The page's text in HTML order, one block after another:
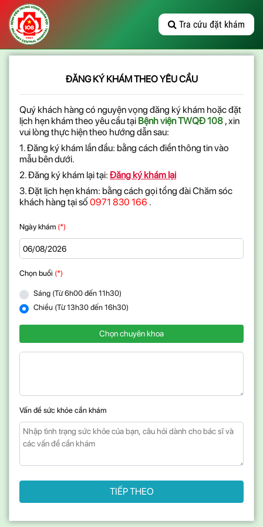
Tra cứu đặt khám
ĐĂNG KÝ KHÁM THEO YÊU CẦU
Quý khách hàng có nguyện vọng đăng ký khám hoặc đặt
lịch hẹn khám theo yêu cầu tại Bệnh viện TWQĐ 108 , xin
vui lòng thực hiện theo hướng dẫn sau:
1. Đăng ký khám lần đầu: bằng cách điền thông tin vào
mẫu bên dưới.
2. Đăng ký khám lại tại: Đăng ký khám lại
3. Đặt lịch hẹn khám: bằng cách gọi tổng đài Chăm sóc
khách hàng tại số 0971 830 166 .
Ngày khám (*)
Chọn buổi (*)
Sáng (Từ 6h00 đến 11h30)
Chiều (Từ 13h30 đến 16h30)
Chọn chuyên khoa
Vấn đề sức khỏe cần khám
TIẾP THEO